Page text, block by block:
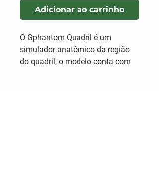
Adicionar ao carrinho
O Gphantom Quadril é um
simulador anatômico da região
do quadril, o modelo conta com